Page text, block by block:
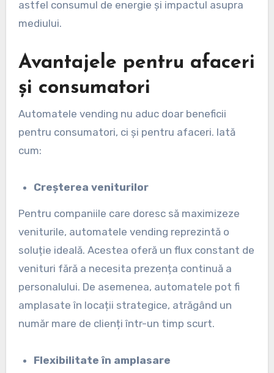
astfel consumul de energie și impactul asupra
mediului.
Avantajele pentru afaceri
și consumatori
Automatele vending nu aduc doar beneficii
pentru consumatori, ci și pentru afaceri. Iată
cum:
Creșterea veniturilor
Pentru companiile care doresc să maximizeze
veniturile, automatele vending reprezintă o
soluție ideală. Acestea oferă un flux constant de
venituri fără a necesita prezența continuă a
personalului. De asemenea, automatele pot fi
amplasate în locații strategice, atrăgând un
număr mare de clienți într-un timp scurt.
Flexibilitate în amplasare